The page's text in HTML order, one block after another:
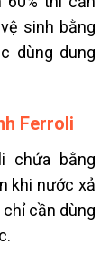
sinh bằng
dùng dung
Ferroli
chứa bằng
khi nước xả
cần dùng